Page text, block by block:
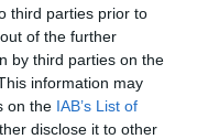
third parties prior to
of the further
by third parties on the
information may
on the IAB’s List of
disclose it to other